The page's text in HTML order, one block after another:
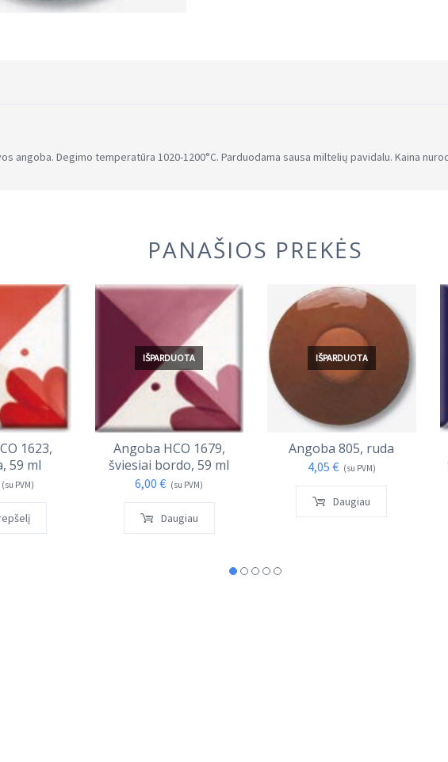
angoba. Degimo temperatūra 1020-1200°C. Parduodama sausa miltelių pavidalu. Kaina
PANAŠIOS PREKĖS
1623,
59 ml
(su PVM)
IŠPARDUOTA
Angoba HCO 1679,
šviesiai bordo, 59 ml
6,00€ (su PVM)
Daugiau
IŠPARDUOTA
Angoba 805, ruda
4,05 € (su PVM)
Daugiau